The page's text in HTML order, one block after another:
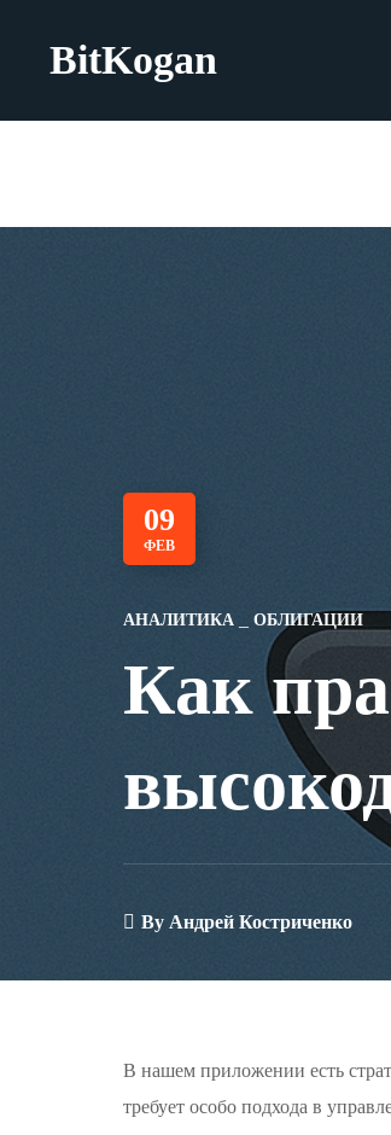
BitKogan
09
ФЕВ
АНАЛИТИКА ОБЛИГАЦИИ
Как
By Андрей Костриченко
В нашем приложении есть
требует особо подхода в